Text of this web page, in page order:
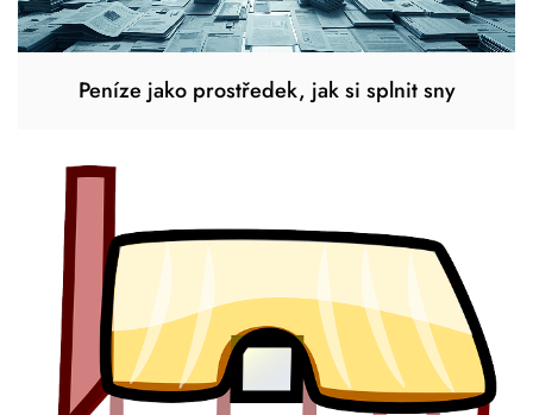
Peníze jako prostředek, jak si splnit sny